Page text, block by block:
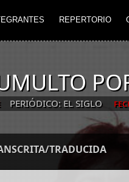
REPERTORIO
PERIÓDICO: EL SIGLO
TRADUCIDA